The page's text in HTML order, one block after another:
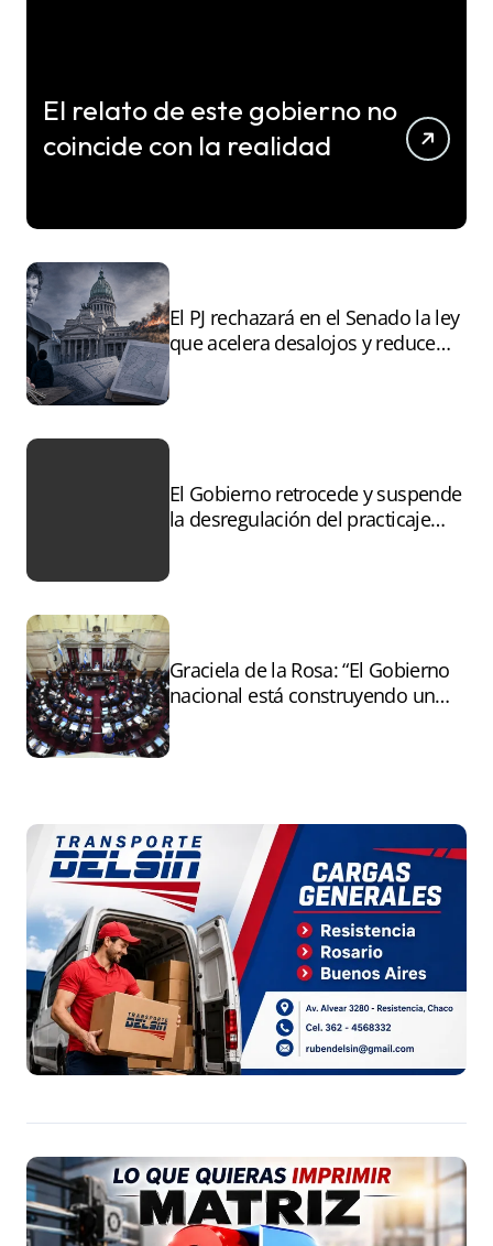
El relato de este gobierno no
coincide con la realidad
El PJ rechazará en el Senado la ley
que acelera desalojos y reduce
El Gobierno retrocede y suspende
la desregulación del practicaje
Graciela de la Rosa: “El Gobierno
nacional está construyendo un